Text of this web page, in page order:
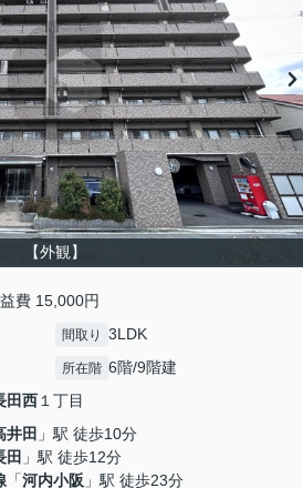
【外観】
費 15,000円
間取り 3LDK
所在階 6階/9階建
田西１丁目
井田 」駅 徒歩10分
田 」駅 徒歩12分
「河内小阪 」駅 徒歩23分